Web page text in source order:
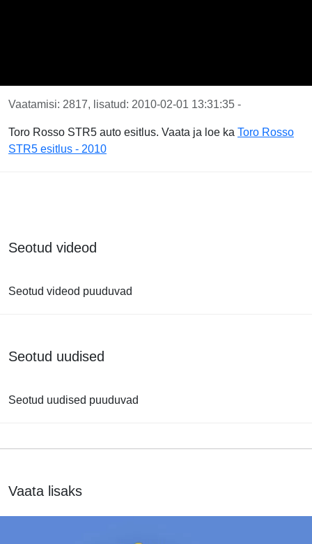
Vaatamisi: 2817, lisatud: 2010-02-01 13:31:35 -
Toro Rosso STR5 auto esitlus. Vaata ja loe ka Toro Rosso
STR5 esitlus - 2010
Seotud videod
Seotud videod puuduvad
Seotud uudised
Seotud uudised puuduvad
Vaata lisaks